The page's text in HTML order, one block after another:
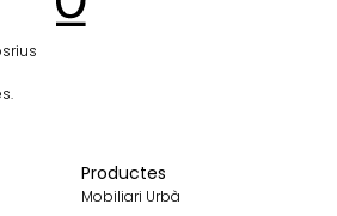
Productes
Mobiliari Urbà